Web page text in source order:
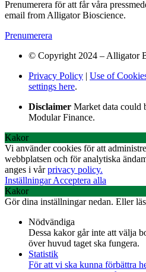
Prenumerera för att får våra
email from Alligator Bioscience.
Prenumerera
© Copyright 2024 – Alligator
Privacy Policy
Use of
settings here.
Disclaimer Market data could
Modular Finance.
Kakor
Vi använder cookies för att
webbplatsen och för analytiska
anges i vårprivacy policy.
InställningarAcceptera alla
Kakor
Gör dina inställningar nedan. Eller
Nödvändiga
Dessa kakor går inte att välja
över huvud taget ska fungera.
Statistik
För att vi ska kunna förbättra